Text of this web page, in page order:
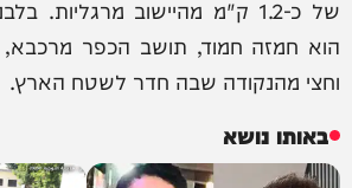
של כ-1.2 ק"מ מהיישוב מרגליות.
הוא חמזה חמוד, תושב הכפר מרכבא,
וחצי מהנקודה שבה חדר לשטח הארץ.
באותו נושא